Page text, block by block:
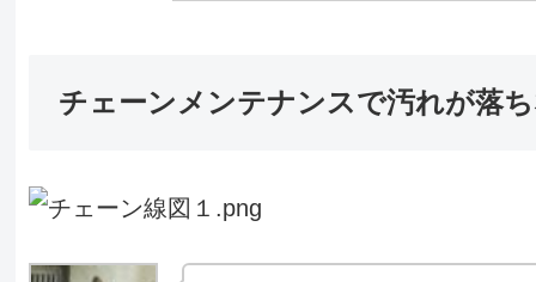
チェーンメンテナンスで汚れが落